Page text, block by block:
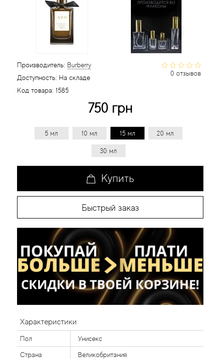
0 отзывов
Производитель: Burberry
Доступность: На складе
Код товара: 1585
750 грн
5 мл 10 мл 15 мл 20 мл
30 мл
Купить
Быстрый заказ
Характеристики
Пол Унисекс
Страна Великобритания